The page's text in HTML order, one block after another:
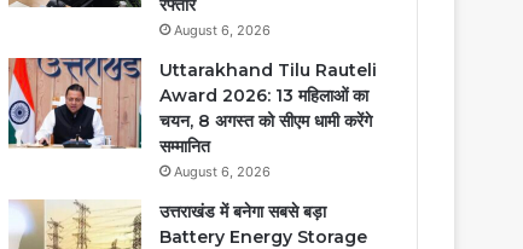
रफ्तार
August 6, 2026
Uttarakhand Tilu Rauteli
Award 2026: 13 महिलाओं का
चयन, 8 अगस्त को सीएम धामी करेंगे
सम्मानित
August 6, 2026
उत्तराखंड में बनेगा सबसे बड़ा
Battery Energy Storage